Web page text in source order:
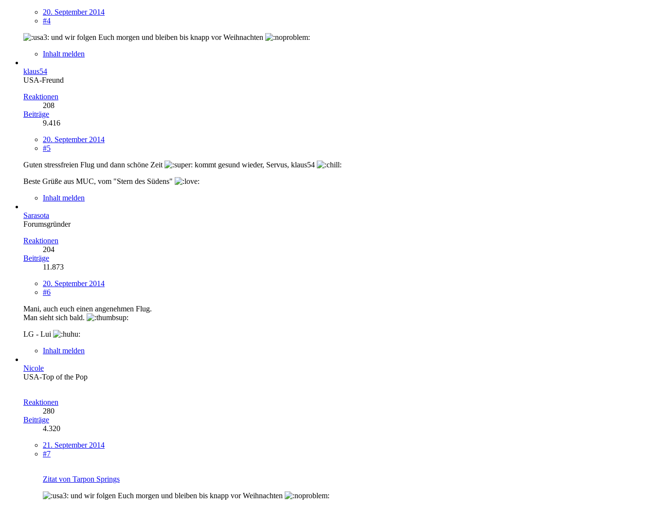
20. September 2014
#4
und wir folgen Euch morgen und bleiben bis knapp vor Weihnachten
Inhalt melden
klaus54
USA-Freund
Reaktionen
208
Beiträge
9.416
20. September 2014
#5
Guten stressfreien Flug und dann schöne Zeit
kommt gesund wieder, Servus, klaus54
Beste Grüße aus MUC, vom "Stern des Südens"
Inhalt melden
Sarasota
Forumsgründer
Reaktionen
204
Beiträge
11.873
20. September 2014
#6
Mani, auch euch einen angenehmen Flug.
Man sieht sich bald.
LG - Lui
Inhalt melden
Nicole
USA-Top of the Pop
Reaktionen
280
Beiträge
4.320
21. September 2014
#7
Zitat von Tarpon Springs
und wir folgen Euch morgen und bleiben bis knapp vor Weihnachten